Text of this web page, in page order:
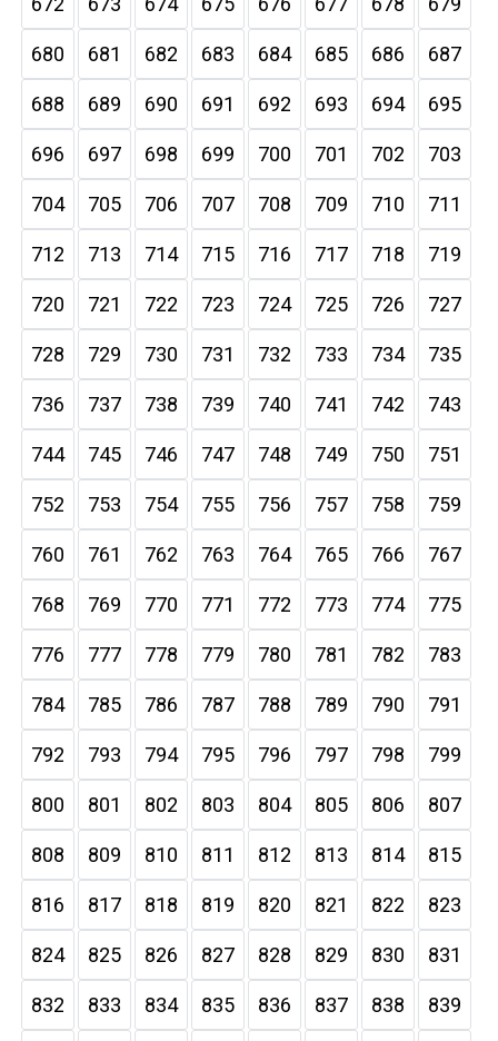
680 681 682 683 684 685 686 687
688 689 690 691 692 693 694 695
696 697 698 699 700 701 702 703
704 705 706 707 708 709 710 711
712 713 714 715 716 717 718 719
720 721 722 723 724 725 726 727
728 729 730 731 732 733 734 735
736 737 738 739 740 741 742 743
744 745 746 747 748 749 750 751
752 753 754 755 756 757 758 759
760 761 762 763 764 765 766 767
768 769 770 771 772 773 774 775
776 777 778 779 780 781 782 783
784 785 786 787 788 789 790 791
792 793 794 795 796 797 798 799
800 801 802 803 804 805 806 807
808 809 810 811 812 813 814 815
816 817 818 819 820 821 822 823
824 825 826 827 828 829 830 831
832 833 834 835 836 837 838 839